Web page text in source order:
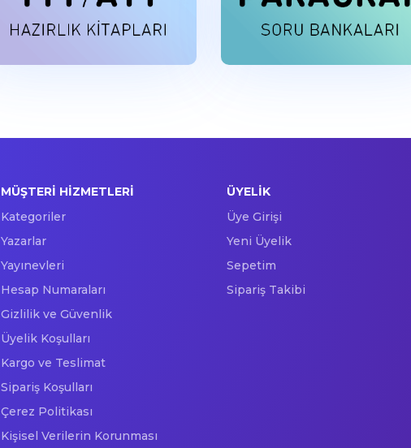
MÜŞTERI HIZMETLERI
Kategoriler
Yazarlar
Yayınevleri
Hesap Numaraları
Gizlilik ve Güvenlik
Üyelik Koşulları
Kargo ve Teslimat
Sipariş Koşulları
Çerez Politikası
Kişisel Verilerin Korunması
ÜYELIK
Üye Girişi
Yeni Üyelik
Sepetim
Sipariş Takibi